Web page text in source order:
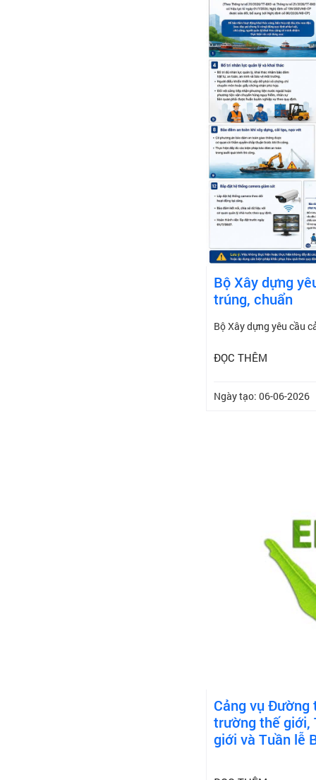
Bộ Xây dựng
trúng, chuẩn
Bộ Xây dựng yêu cầu
ĐỌC THÊM
Ngày tạo: 06-06-2026
Cảng vụ
trường thế giới,
giới và Tuần lễ